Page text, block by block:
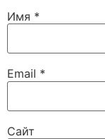
Имя *
Email *
Сайт